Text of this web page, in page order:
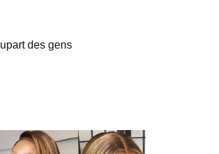
des gens